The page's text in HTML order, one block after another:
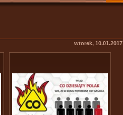
wtorek, 10.01.2017